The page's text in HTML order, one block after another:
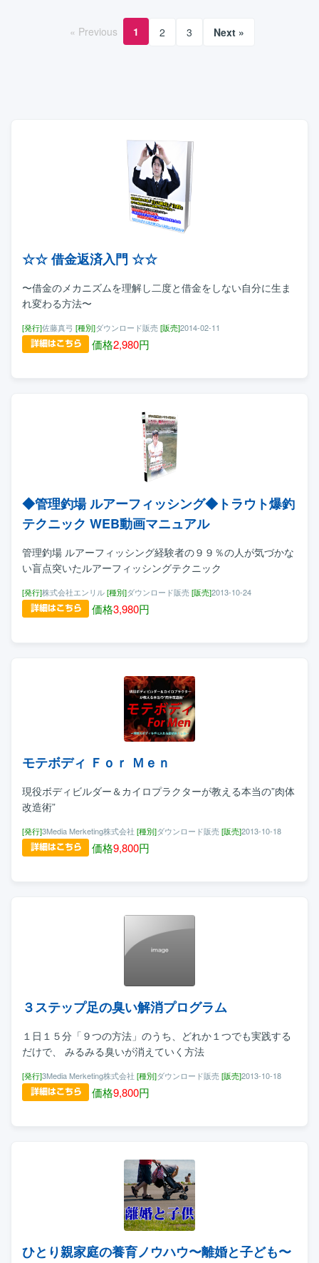
« Previous 1 2 3 Next »
☆☆ 借金返済入門 ☆☆
〜借金のメカニズムを理解し二度と借金をしない自分に生ま
れ変わる方法〜
[発行]佐藤真弓 [種別]ダウンロード販売[販売]2014-02-11
価格2,980円
◆管理釣場 ルアーフィッシング◆トラウト爆釣
テクニック WEB動画マニュアル
管理釣場 ルアーフィッシング経験者の９９％の人が気づかな
い盲点突いたルアーフィッシングテクニック
[発行]株式会社エンリル[種別]ダウンロード販売[販売]2013-10-24
価格3,980円
モテボディ Ｆｏｒ Ｍｅｎ
現役ボディビルダー＆カイロプラクターが教える本当の”肉体
改造術”
[発行]3Media Merketing株式会社 [種別]ダウンロード販売[販売]2013-10-18
価格9,800円
３ステップ足の臭い解消プログラム
１日１５分「９つの方法」のうち、どれか１つでも実践する
だけで、 みるみる臭いが消えていく方法
[発行]3Media Merketing株式会社 [種別]ダウンロード販売[販売]2013-10-18
価格9,800円
ひとり親家庭の養育ノウハウ〜離婚と子ども〜